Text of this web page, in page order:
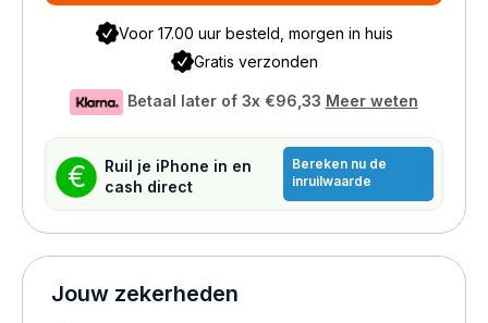
Voor 17.00 uur besteld, morgen in huis
Gratis verzonden
Betaal later of 3x €96,33 Meer weten
€
Ruil je iPhone in en
cash direct
Bereken nu de
inruilwaarde
Jouw zekerheden